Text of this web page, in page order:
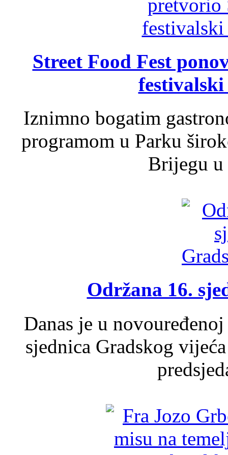
Street Food Fest
Iznimno bogatim
programom u Parku
Brijegu u
Održana 16.
Danas je u
sjednica Gradskog